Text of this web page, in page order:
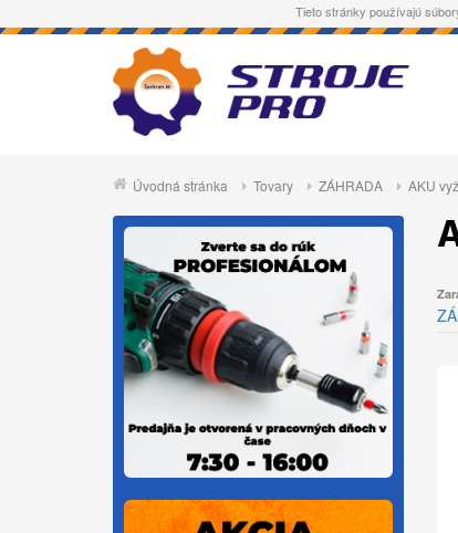
Tieto stránky používajú
Úvodná stránka Tovary ZÁHRADA AKU